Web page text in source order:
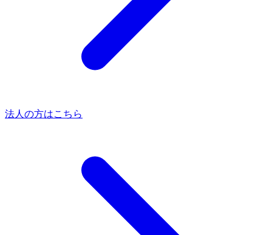
法人の方はこちら